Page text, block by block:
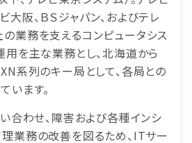
大阪、ＢＳジャパン、およびテレ
業務を支えるコンピュータシス
用を主な業務とし、北海道から
系列のキー局として、各局との
います。
合わせ、障害および各種インシ
業務の改善を図るため、ITサー